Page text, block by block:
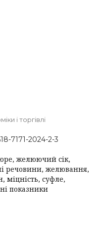
і торгівлі
7171-2024-2-3
желюючий сік,
речовини, желювання,
міцність, суфле,
показники